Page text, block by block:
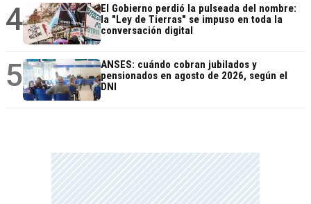
4
El Gobierno perdió la pulseada del nombre:
la "Ley de Tierras" se impuso en toda la
conversación digital
5
ANSES: cuándo cobran jubilados y
pensionados en agosto de 2026, según el
DNI